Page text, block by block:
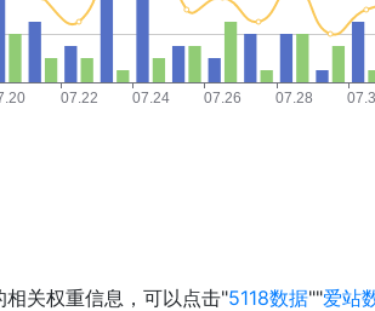
关权重信息，可以点击"5118数据""爱站